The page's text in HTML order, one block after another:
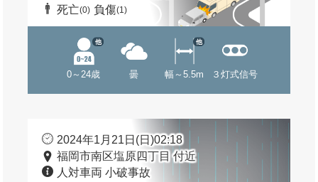
死亡(0) 負傷(1)
0～24歳
他
曇 幅～5.5m
他
３灯式信号
2024年1月21日(日)02:18
福岡市南区塩原四丁目 付近
人対車両 小破事故